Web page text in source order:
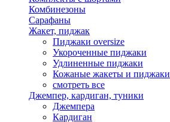
Комбинезоны
Сарафаны
Жакет, пиджак
Пиджаки oversize
Укороченные пиджаки
Удлиненные пиджаки
Кожаные жакеты и пиджаки
смотреть все
Джемпер, кардиган, туники
Джемпера
Кардиган